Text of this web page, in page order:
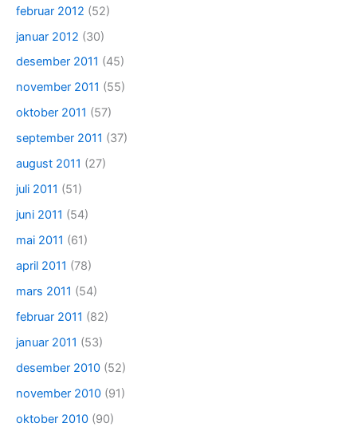
februar 2012 (52)
januar 2012 (30)
desember 2011 (45)
november 2011 (55)
oktober 2011 (57)
september 2011 (37)
august 2011 (27)
juli 2011 (51)
juni 2011 (54)
mai 2011 (61)
april 2011 (78)
mars 2011 (54)
februar 2011 (82)
januar 2011 (53)
desember 2010 (52)
november 2010 (91)
oktober 2010 (90)